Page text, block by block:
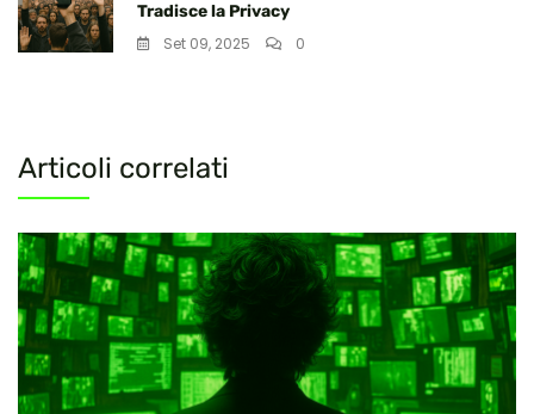
Tradisce la Privacy
Set 09, 2025
0
Articoli correlati